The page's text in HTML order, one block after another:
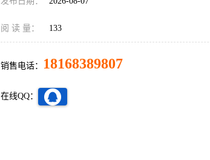
阅 读 量： 133
销售电话： 18168389807
在线QQ：